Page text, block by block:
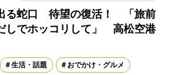
出る蛇口 待望の復活！ 「旅前
しでホッコリして」 高松空港
生活・話題 おでかけ・グルメ